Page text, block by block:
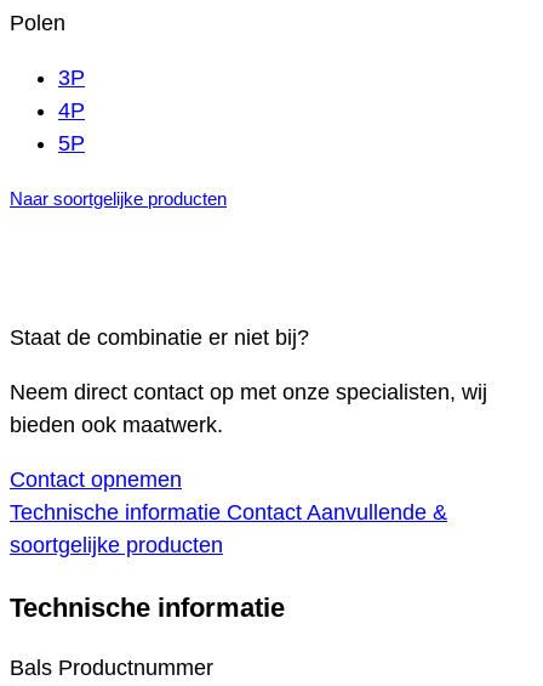
Polen
3P
4P
5P
Naar soortgelijke producten
Staat de combinatie er niet bij?
Neem direct contact op met onze specialisten, wij
bieden ook maatwerk.
Contact opnemen
Technische informatie Contact Aanvullende &
soortgelijke producten
Technische informatie
Bals Productnummer